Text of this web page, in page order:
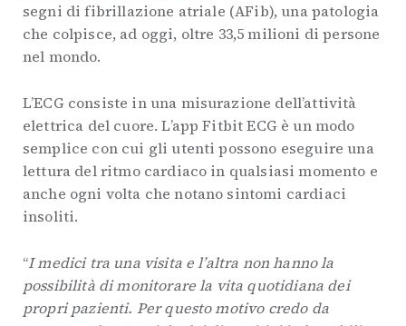
segni di fibrillazione atriale (AFib), una patologia
che colpisce, ad oggi, oltre 33,5 milioni di persone
nel mondo.
L’ECG consiste in una misurazione dell’attività
elettrica del cuore. L’app Fitbit ECG è un modo
semplice con cui gli utenti possono eseguire una
lettura del ritmo cardiaco in qualsiasi momento e
anche ogni volta che notano sintomi cardiaci
insoliti.
“I medici tra una visita e l’altra non hanno la
possibilità di monitorare la vita quotidiana dei
propri pazienti. Per questo motivo credo da